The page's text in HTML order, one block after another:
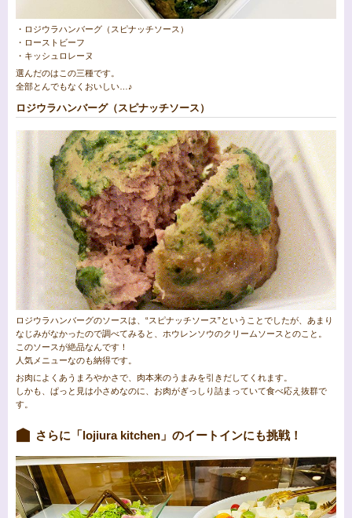
・ロジウラハンバーグ（スピナッチソース）
・ローストビーフ
・キッシュロレーヌ
選んだのはこの三種です。
全部とんでもなくおいしい…♪
ロジウラハンバーグ（スピナッチソース）
ロジウラハンバーグのソースは、“スピナッチソース”ということでしたが、あまり
なじみがなかったので調べてみると、ホウレンソウのクリームソースとのこと。
このソースが絶品なんです！
人気メニューなのも納得です。
お肉によくあうまろやかさで、肉本来のうまみを引きだしてくれます。
しかも、ぱっと見は小さめなのに、お肉がぎっしり詰まっていて食べ応え抜群で
す。
さらに「lojiura kitchen」のイートインにも挑戦！